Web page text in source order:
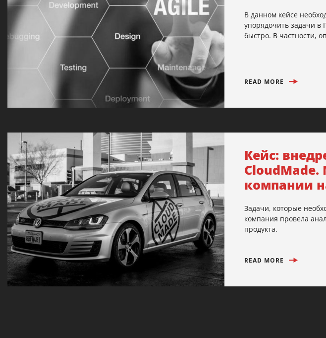
В данном кейсе
упорядочить задачи в
быстро. В частности,
READ MORE
Кейс:
CloudMade.
компании
Задачи, которые
компания провела
продукта.
READ MORE